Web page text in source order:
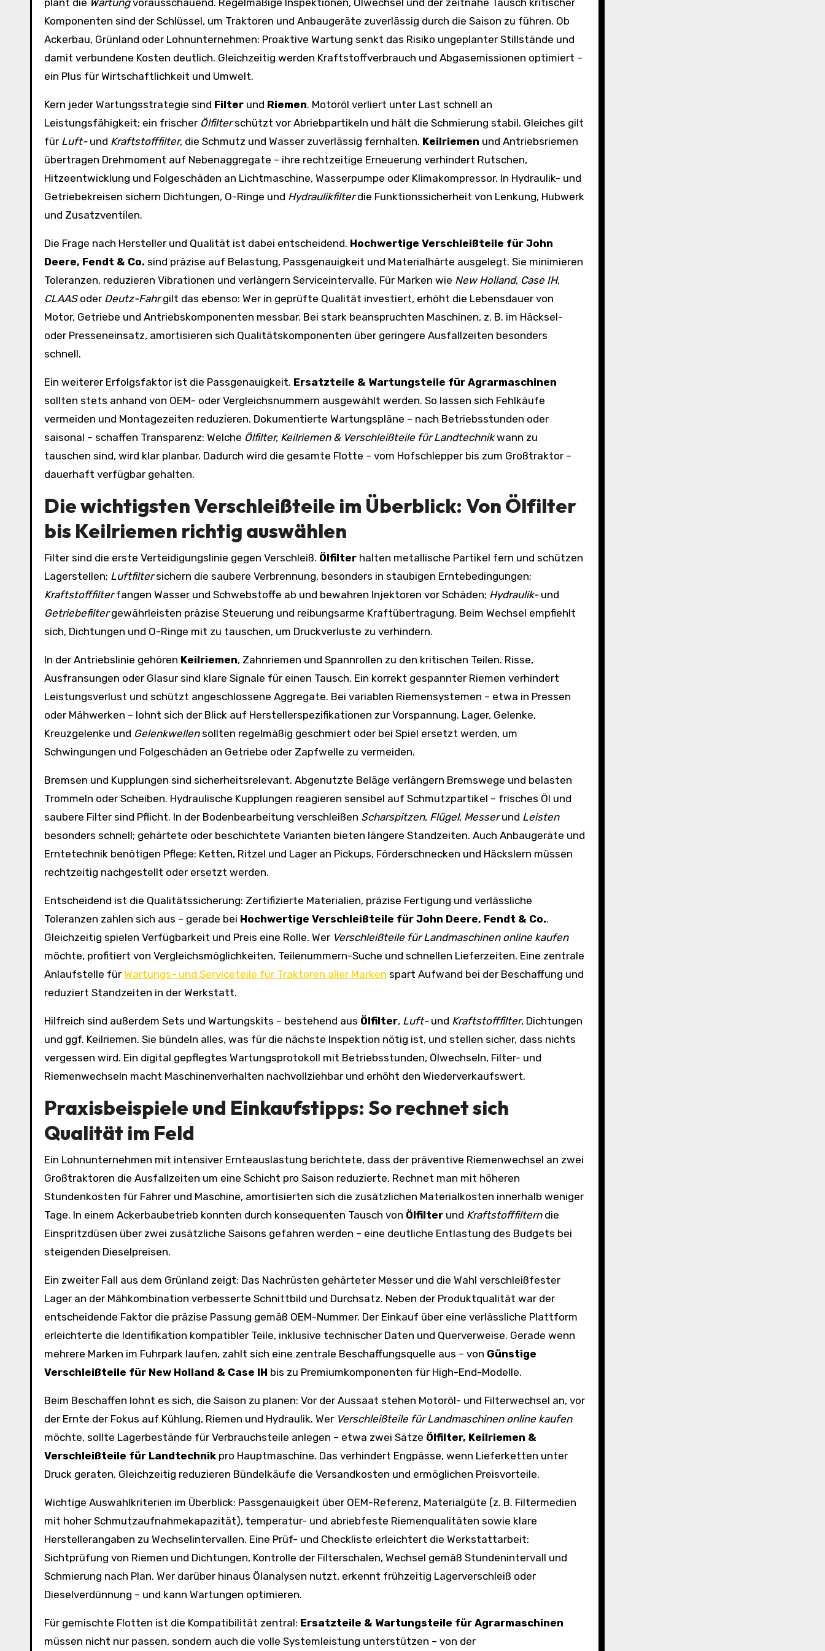
plant die Wartungvorausschauend. Regelmäßige Inspektionen, Ölwechsel und der zeitnahe Tausch kritischer
Komponenten sind der Schlüssel, um Traktoren und Anbaugeräte zuverlässig durch die Saison zu führen. Ob
Ackerbau, Grünland oder Lohnunternehmen: Proaktive Wartung senkt das Risiko ungeplanter Stillstände und
damit verbundene Kosten deutlich. Gleichzeitig werden Kraftstoffverbrauch und Abgasemissionen optimiert –
ein Plus für Wirtschaftlichkeit und Umwelt.
Kern jeder Wartungsstrategie sind Filter und Riemen. Motoröl verliert unter Last schnell an
Leistungsfähigkeit; ein frischer Ölfilterschützt vor Abriebpartikeln und hält die Schmierung stabil. Gleiches gilt
für Luft-und Kraftstofffilter, die Schmutz und Wasser zuverlässig fernhalten. Keilriemen und Antriebsriemen
übertragen Drehmoment auf Nebenaggregate – ihre rechtzeitige Erneuerung verhindert Rutschen,
Hitzeentwicklung und Folgeschäden an Lichtmaschine, Wasserpumpe oder Klimakompressor. In Hydraulik- und
Getriebekreisen sichern Dichtungen, O-Ringe und Hydraulikfilterdie Funktionssicherheit von Lenkung, Hubwerk
und Zusatzventilen.
Die Frage nach Hersteller und Qualität ist dabei entscheidend. Hochwertige Verschleißteile für John
Deere, Fendt & Co. sind präzise auf Belastung, Passgenauigkeit und Materialhärte ausgelegt. Sie minimieren
Toleranzen, reduzieren Vibrationen und verlängern Serviceintervalle. Für Marken wie New Holland, Case IH,
CLAASoder Deutz-Fahrgilt das ebenso: Wer in geprüfte Qualität investiert, erhöht die Lebensdauer von
Motor, Getriebe und Antriebskomponenten messbar. Bei stark beanspruchten Maschinen, z. B. im Häcksel-
oder Presseneinsatz, amortisieren sich Qualitätskomponenten über geringere Ausfallzeiten besonders
schnell.
Ein weiterer Erfolgsfaktor ist die Passgenauigkeit. Ersatzteile & Wartungsteile für Agrarmaschinen
sollten stets anhand von OEM- oder Vergleichsnummern ausgewählt werden. So lassen sich Fehlkäufe
vermeiden und Montagezeiten reduzieren. Dokumentierte Wartungspläne – nach Betriebsstunden oder
saisonal – schaffen Transparenz: Welche Ölfilter, Keilriemen & Verschleißteile für Landtechnikwann zu
tauschen sind, wird klar planbar. Dadurch wird die gesamte Flotte – vom Hofschlepper bis zum Großtraktor –
dauerhaft verfügbar gehalten.
Die wichtigsten Verschleißteile im Überblick: Von Ölfilter
bis Keilriemen richtig auswählen
Filter sind die erste Verteidigungslinie gegen Verschleiß. Ölfilter halten metallische Partikel fern und schützen
Lagerstellen; Luftfiltersichern die saubere Verbrennung, besonders in staubigen Erntebedingungen;
Kraftstofffilterfangen Wasser und Schwebstoffe ab und bewahren Injektoren vor Schäden; Hydraulik-und
Getriebefiltergewährleisten präzise Steuerung und reibungsarme Kraftübertragung. Beim Wechsel empfiehlt
sich, Dichtungen und O-Ringe mit zu tauschen, um Druckverluste zu verhindern.
In der Antriebslinie gehören Keilriemen, Zahnriemen und Spannrollen zu den kritischen Teilen. Risse,
Ausfransungen oder Glasur sind klare Signale für einen Tausch. Ein korrekt gespannter Riemen verhindert
Leistungsverlust und schützt angeschlossene Aggregate. Bei variablen Riemensystemen – etwa in Pressen
oder Mähwerken – lohnt sich der Blick auf Herstellerspezifikationen zur Vorspannung. Lager, Gelenke,
Kreuzgelenke und Gelenkwellensollten regelmäßig geschmiert oder bei Spiel ersetzt werden, um
Schwingungen und Folgeschäden an Getriebe oder Zapfwelle zu vermeiden.
Bremsen und Kupplungen sind sicherheitsrelevant. Abgenutzte Beläge verlängern Bremswege und belasten
Trommeln oder Scheiben. Hydraulische Kupplungen reagieren sensibel auf Schmutzpartikel – frisches Öl und
saubere Filter sind Pflicht. In der Bodenbearbeitung verschleißen Scharspitzen, Flügel, Messerund Leisten
besonders schnell; gehärtete oder beschichtete Varianten bieten längere Standzeiten. Auch Anbaugeräte und
Erntetechnik benötigen Pflege: Ketten, Ritzel und Lager an Pickups, Förderschnecken und Häckslern müssen
rechtzeitig nachgestellt oder ersetzt werden.
Entscheidend ist die Qualitätssicherung: Zertifizierte Materialien, präzise Fertigung und verlässliche
Toleranzen zahlen sich aus – gerade bei Hochwertige Verschleißteile für John Deere, Fendt & Co..
Gleichzeitig spielen Verfügbarkeit und Preis eine Rolle. Wer Verschleißteile für Landmaschinen online kaufen
möchte, profitiert von Vergleichsmöglichkeiten, Teilenummern-Suche und schnellen Lieferzeiten. Eine zentrale
Anlaufstelle für Wartungs- und Serviceteile für Traktoren aller Marken spart Aufwand bei der Beschaffung und
reduziert Standzeiten in der Werkstatt.
Hilfreich sind außerdem Sets und Wartungskits – bestehend aus Ölfilter, Luft-und Kraftstofffilter, Dichtungen
und ggf. Keilriemen. Sie bündeln alles, was für die nächste Inspektion nötig ist, und stellen sicher, dass nichts
vergessen wird. Ein digital gepflegtes Wartungsprotokoll mit Betriebsstunden, Ölwechseln, Filter- und
Riemenwechseln macht Maschinenverhalten nachvollziehbar und erhöht den Wiederverkaufswert.
Praxisbeispiele und Einkaufstipps: So rechnet sich
Qualität im Feld
Ein Lohnunternehmen mit intensiver Ernteauslastung berichtete, dass der präventive Riemenwechsel an zwei
Großtraktoren die Ausfallzeiten um eine Schicht pro Saison reduzierte. Rechnet man mit höheren
Stundenkosten für Fahrer und Maschine, amortisierten sich die zusätzlichen Materialkosten innerhalb weniger
Tage. In einem Ackerbaubetrieb konnten durch konsequenten Tausch von Ölfilter und Kraftstofffilterndie
Einspritzdüsen über zwei zusätzliche Saisons gefahren werden – eine deutliche Entlastung des Budgets bei
steigenden Dieselpreisen.
Ein zweiter Fall aus dem Grünland zeigt: Das Nachrüsten gehärteter Messer und die Wahl verschleißfester
Lager an der Mähkombination verbesserte Schnittbild und Durchsatz. Neben der Produktqualität war der
entscheidende Faktor die präzise Passung gemäß OEM-Nummer. Der Einkauf über eine verlässliche Plattform
erleichterte die Identifikation kompatibler Teile, inklusive technischer Daten und Querverweise. Gerade wenn
mehrere Marken im Fuhrpark laufen, zahlt sich eine zentrale Beschaffungsquelle aus – von Günstige
Verschleißteile für New Holland & Case IH bis zu Premiumkomponenten für High-End-Modelle.
Beim Beschaffen lohnt es sich, die Saison zu planen: Vor der Aussaat stehen Motoröl- und Filterwechsel an, vor
der Ernte der Fokus auf Kühlung, Riemen und Hydraulik. Wer Verschleißteile für Landmaschinen online kaufen
möchte, sollte Lagerbestände für Verbrauchsteile anlegen – etwa zwei Sätze Ölfilter, Keilriemen &
Verschleißteile für Landtechnik pro Hauptmaschine. Das verhindert Engpässe, wenn Lieferketten unter
Druck geraten. Gleichzeitig reduzieren Bündelkäufe die Versandkosten und ermöglichen Preisvorteile.
Wichtige Auswahlkriterien im Überblick: Passgenauigkeit über OEM-Referenz, Materialgüte (z. B. Filtermedien
mit hoher Schmutzaufnahmekapazität), temperatur- und abriebfeste Riemenqualitäten sowie klare
Herstellerangaben zu Wechselintervallen. Eine Prüf- und Checkliste erleichtert die Werkstattarbeit:
Sichtprüfung von Riemen und Dichtungen, Kontrolle der Filterschalen, Wechsel gemäß Stundenintervall und
Schmierung nach Plan. Wer darüber hinaus Ölanalysen nutzt, erkennt frühzeitig Lagerverschleiß oder
Dieselverdünnung – und kann Wartungen optimieren.
Für gemischte Flotten ist die Kompatibilität zentral: Ersatzteile & Wartungsteile für Agrarmaschinen
müssen nicht nur passen, sondern auch die volle Systemleistung unterstützen – von der